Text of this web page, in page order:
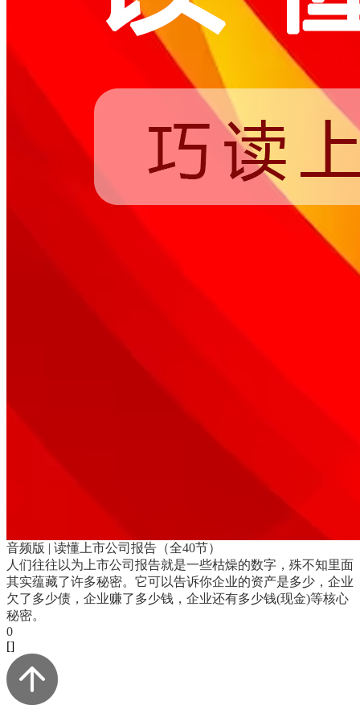
音频版 | 读懂上市公司报告（全40节）
人们往往以为上市公司报告就是一些枯燥的数字，殊不知里面
其实蕴藏了许多秘密。它可以告诉你企业的资产是多少，企业
欠了多少债，企业赚了多少钱，企业还有多少钱(现金)等核心
秘密。
0
[]